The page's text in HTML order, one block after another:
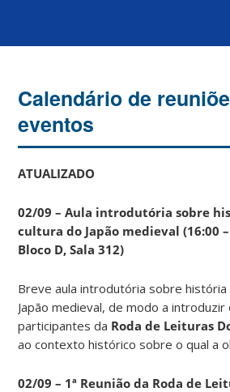
Calendário de
eventos
ATUALIZADO
02/09 – Aula introdutória sobre
cultura do Japão medieval (16:00 –
Bloco D, Sala 312)
Breve aula introdutória sobre história
Japão medieval, de modo a introduzir
participantes da Roda de Leituras
ao contexto histórico sobre o qual a
02/09 – 1ª Reunião da Roda de